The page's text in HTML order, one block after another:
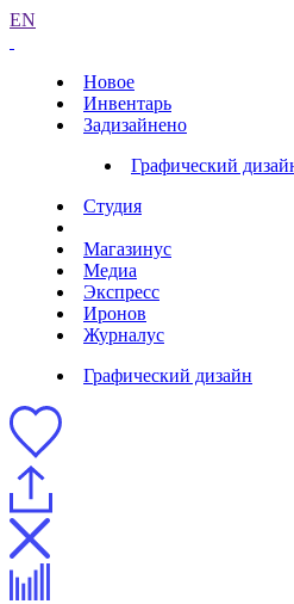
EN
Новое
Инвентарь
Задизайнено
Графический
Студия
Магазинус
Медиа
Экспресс
Иронов
Журналус
Графический дизайн